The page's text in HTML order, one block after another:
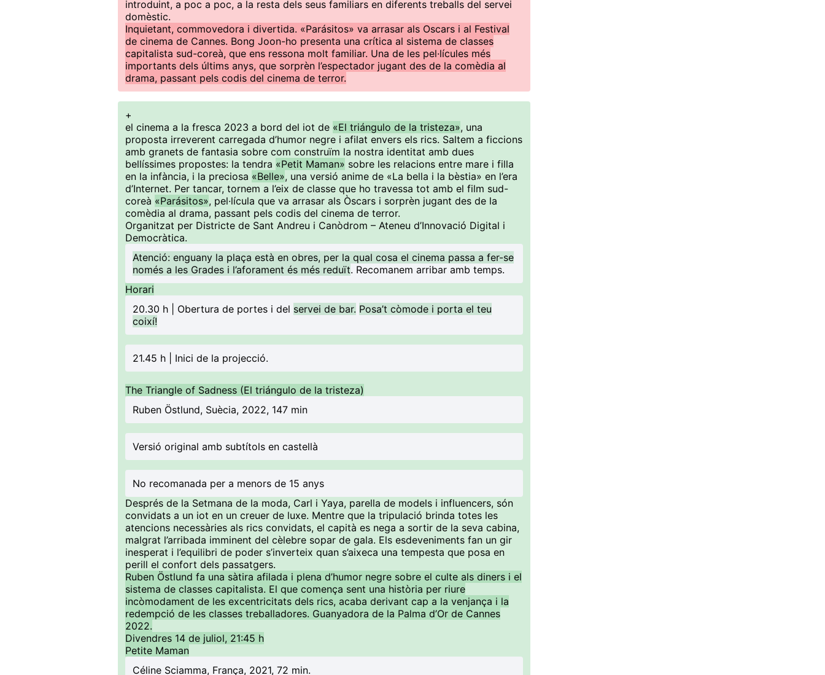
introduint, a poc a poc, a la resta dels seus familiars en diferents treballs del servei
domèstic.
Inquietant, commovedora i divertida. «Parásitos» va arrasar als Oscars i al Festival
de cinema de Cannes. Bong Joon-ho presenta una crítica al sistema de classes
capitalista sud-coreà, que ens ressona molt familiar. Una de les pel·lícules més
importants dels últims anys, que sorprèn l’espectador jugant des de la comèdia al
drama, passant pels codis del cinema de terror.
+
el cinema a la fresca 2023 a bord del iot de «El triángulo de la tristeza», una
proposta irreverent carregada d’humor negre i afilat envers els rics. Saltem a ficcions
amb granets de fantasia sobre com construïm la nostra identitat amb dues
bellíssimes propostes: la tendra «Petit Maman» sobre les relacions entre mare i filla
en la infància, i la preciosa «Belle», una versió anime de «La bella i la bèstia» en l’era
d’Internet. Per tancar, tornem a l’eix de classe que ho travessa tot amb el film sud-
coreà «Parásitos», pel·lícula que va arrasar als Òscars i sorprèn jugant des de la
comèdia al drama, passant pels codis del cinema de terror.
Organitzat per Districte de Sant Andreu i Canòdrom – Ateneu d’Innovació Digital i
Democràtica.
Atenció: enguany la plaça està en obres, per la qual cosa el cinema passa a fer-se
només a les Grades i l’aforament és més reduït. Recomanem arribar amb temps.
Horari
20.30 h | Obertura de portes i del servei de bar. Posa’t còmode i porta el teu
coixí!
21.45 h | Inici de la projecció.
The Triangle of Sadness (El triángulo de la tristeza)
Ruben Östlund, Suècia, 2022, 147 min
Versió original amb subtítols en castellà
No recomanada per a menors de 15 anys
Després de la Setmana de la moda, Carl i Yaya, parella de models i influencers, són
convidats a un iot en un creuer de luxe. Mentre que la tripulació brinda totes les
atencions necessàries als rics convidats, el capità es nega a sortir de la seva cabina,
malgrat l’arribada imminent del cèlebre sopar de gala. Els esdeveniments fan un gir
inesperat i l’equilibri de poder s’inverteix quan s’aixeca una tempesta que posa en
perill el confort dels passatgers.
Ruben Östlund fa una sàtira afilada i plena d’humor negre sobre el culte als diners i el
sistema de classes capitalista. El que comença sent una història per riure
incòmodament de les excentricitats dels rics, acaba derivant cap a la venjança i la
redempció de les classes treballadores. Guanyadora de la Palma d’Or de Cannes
2022.
Divendres 14 de juliol, 21:45 h
Petite Maman
Céline Sciamma, França, 2021, 72 min.